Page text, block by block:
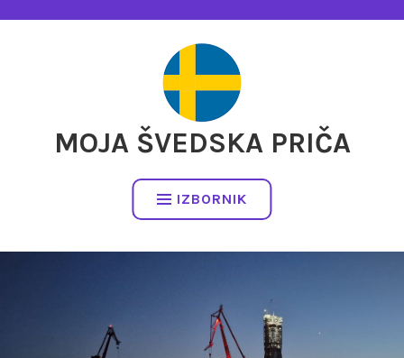
MOJA ŠVEDSKA PRIČA
IZBORNIK